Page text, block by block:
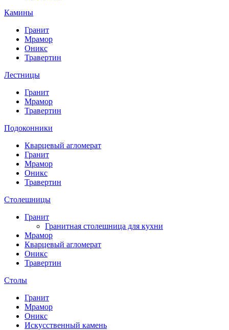
Камины
Гранит
Мрамор
Оникс
Травертин
Лестницы
Гранит
Мрамор
Травертин
Подоконники
Кварцевый агломерат
Гранит
Мрамор
Оникс
Травертин
Столешницы
Гранит
Гранитная столешница для кухни
Мрамор
Кварцевый агломерат
Оникс
Травертин
Столы
Гранит
Мрамор
Оникс
Искусственный камень